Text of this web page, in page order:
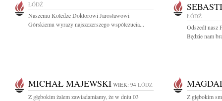
ŁÓDŹ
Naszemu Koledze Doktorowi Jarosławowi
Górskiemu wyrazy najszczerszego współczucia...
ŁÓDŹ
Odszedł nasz
Będzie nam
MICHAŁ MAJEWSKI WIEK: 94 ŁÓDŹ
Z głębokim żalem zawiadamiamy, że w dniu 03
Z głębokim